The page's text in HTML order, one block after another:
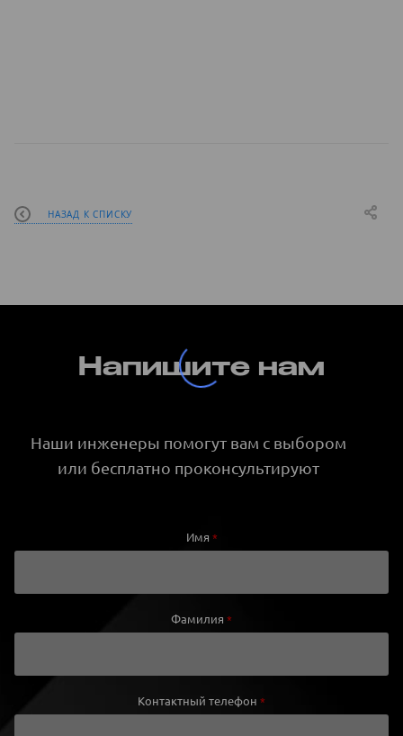
НАЗАД К СПИСКУ
Напишите нам
Наши инженеры помогут вам с выбором
или бесплатно проконсультируют
Имя *
Фамилия *
Контактный телефон *